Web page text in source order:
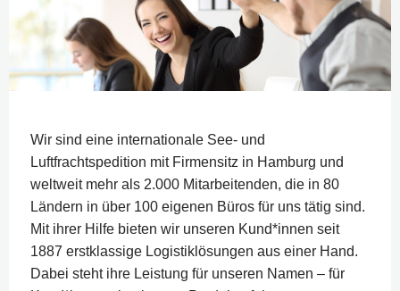
Wir sind eine internationale See- und
Luftfrachtspedition mit Firmensitz in Hamburg und
weltweit mehr als 2.000 Mitarbeitenden, die in 80
Ländern in über 100 eigenen Büros für uns tätig sind.
Mit ihrer Hilfe bieten wir unseren Kund*innen seit
1887 erstklassige Logistiklösungen aus einer Hand.
Dabei steht ihre Leistung für unseren Namen – für